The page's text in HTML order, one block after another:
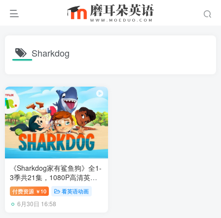
Sharkdog
《Sharkdog家有鲨鱼狗》全1-
3季共21集，1080P高清英文
动画片带中英文字幕，百度网
盘下载！
付费资源 ￥ 10 看英语动画
6月30日 16:58